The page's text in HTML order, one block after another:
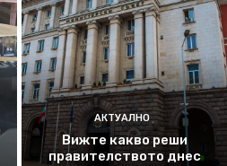
АКТУАЛНО
Вижте какво реши
правителството днес